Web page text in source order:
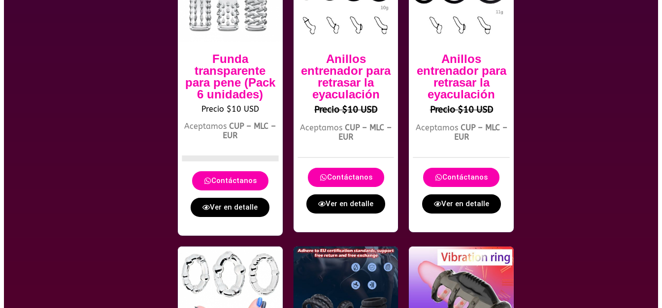
Funda
transparente
para pene (Pack
6 unidades)
Precio $10 USD
AceptamosCUP – MLC –
EUR
Contáctanos
Ver en detalle
Anillos
entrenador para
retrasar la
eyaculación
Precio $10 USD
AceptamosCUP – MLC –
EUR
Contáctanos
Ver en detalle
Anillos
entrenador para
retrasar la
eyaculación
Precio $10 USD
Aceptamos CUP – MLC –
EUR
Contáctanos
Ver en detalle